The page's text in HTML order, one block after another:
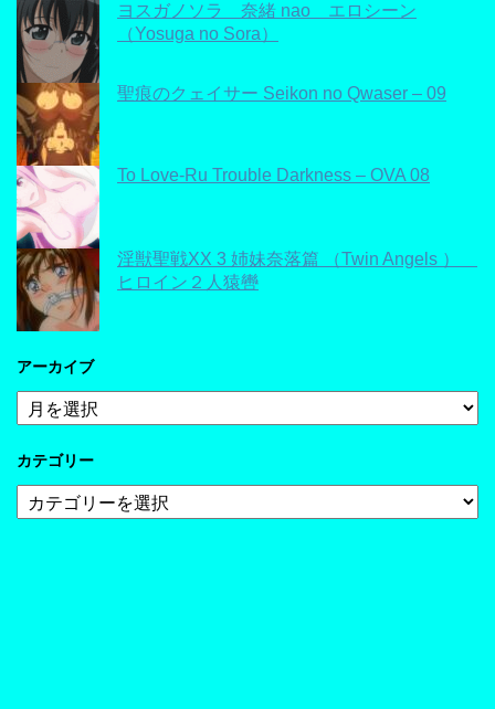
ヨスガノソラ 奈緒 nao エロシーン
（Yosuga no Sora）
聖痕のクェイサー Seikon no Qwaser – 09
To Love-Ru Trouble Darkness – OVA 08
淫獣聖戦XX 3 姉妹奈落篇 （Twin Angels ）
ヒロイン２人猿轡
アーカイブ
ア
ー
イ
カテゴリー
テ